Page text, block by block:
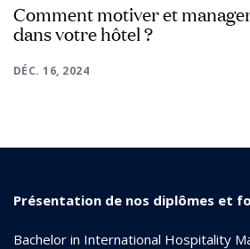
Comment motiver et
dans votre hôtel ?
DÉC. 16, 2024
Présentation de nos diplômes et
Bachelor in International Hospitality